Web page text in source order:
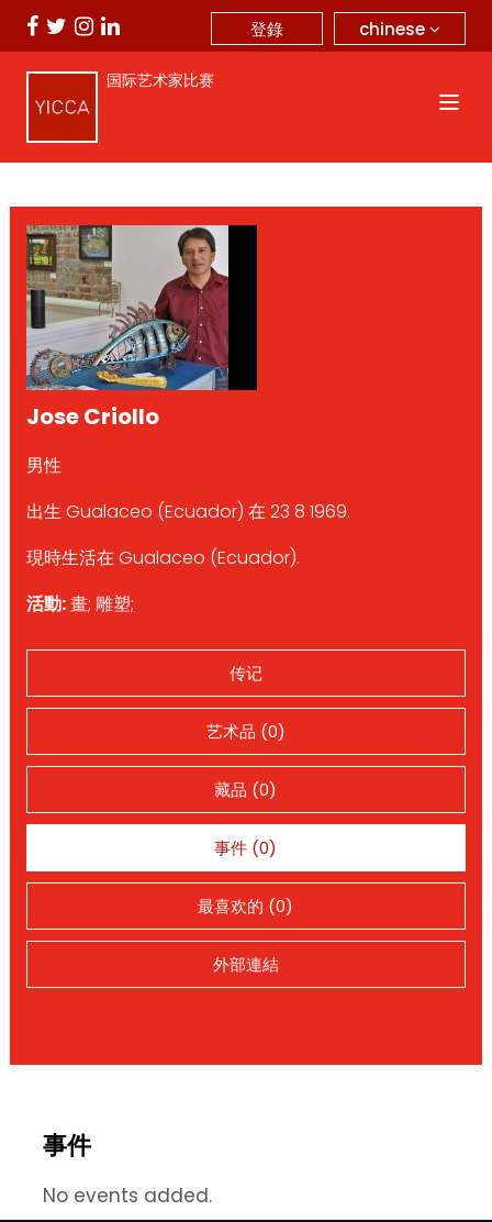
chinese
登錄
国际艺术家比赛
Jose Criollo
男性
出生 Gualaceo (Ecuador) 在 23 8 1969.
現時生活在 Gualaceo (Ecuador).
活動:畫; 雕塑;
传记
艺术品 (0)
藏品 (0)
事件 (0)
最喜欢的 (0)
外部連結
事件
No events added.